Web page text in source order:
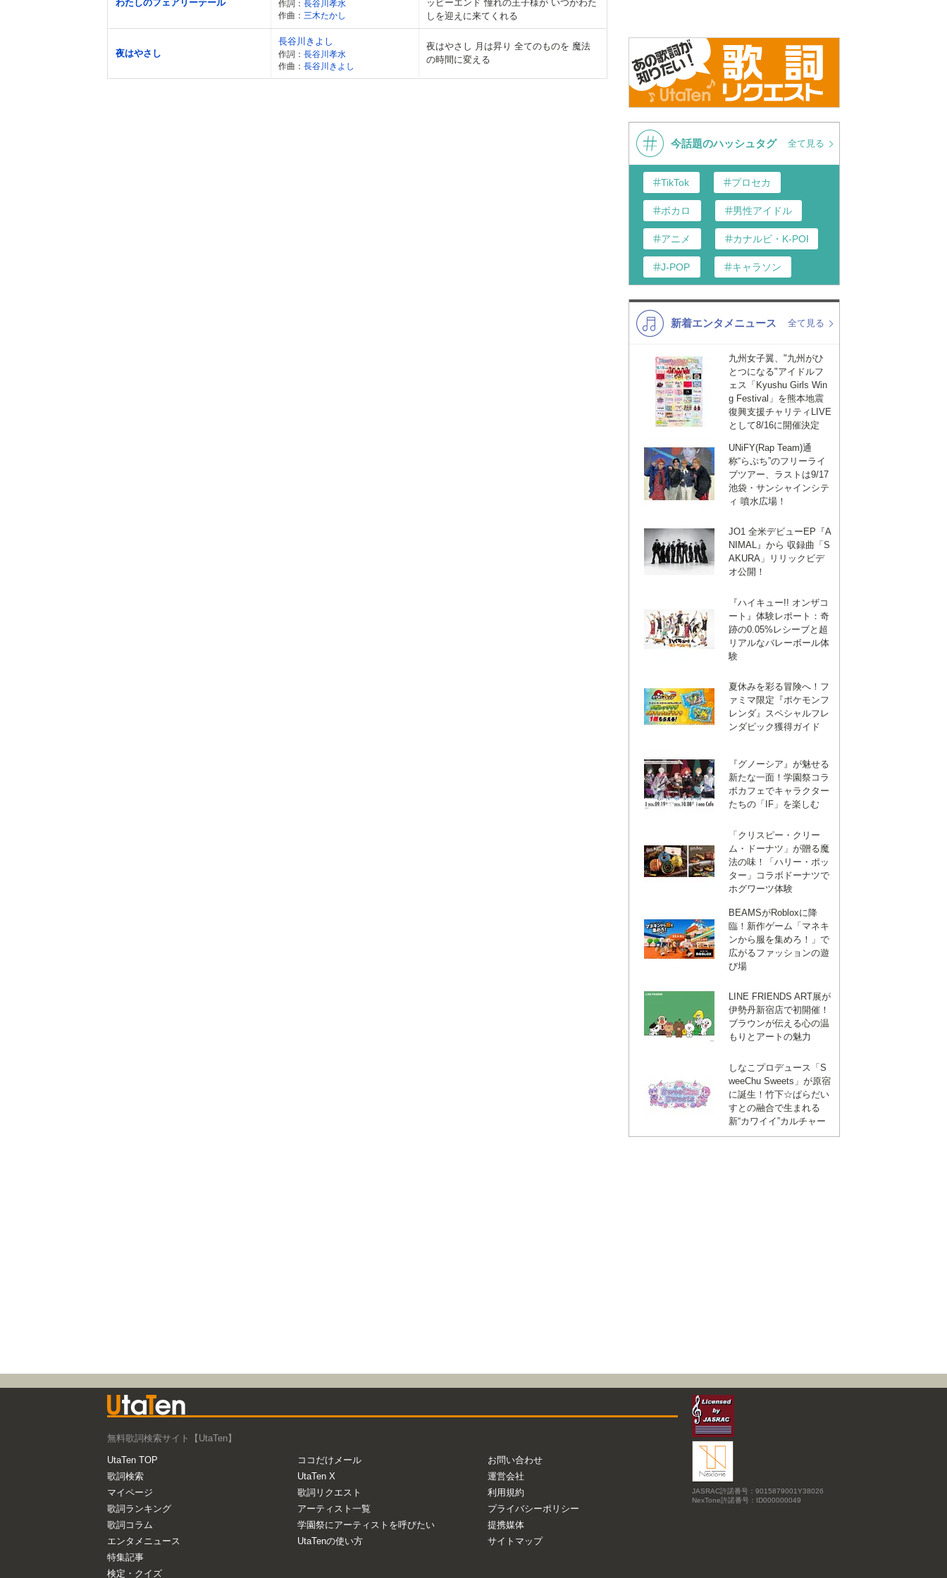
わたしのフェアリーテール 作詞： 長谷川孝水
作曲： 三木たかし
ッピーエンド 憧れの王子様が いつかわた
しを迎えに来てくれる
夜はやさし
長谷川きよし
作詞： 長谷川孝水
作曲： 長谷川きよし
夜はやさし 月は昇り 全てのものを 魔法
の時間に変える
今話題のハッシュタグ 全て見る
TikTok プロセカ
ボカロ 男性アイドル
アニメ カナルビ・K-POP和訳
J-POP キャラソン
K-POP バンド
洋楽
VTuber ディズニー
新着エンタメニュース 全て見る
九州女子翼、"九州がひ
とつになる"アイドルフ
ェス「Kyushu Girls Win
g Festival」を熊本地震
復興支援チャリティLIVE
として8/16に開催決定
UNiFY(Rap Team)通
称“らぷち”のフリーライ
ブツアー、ラストは9/17
池袋・サンシャインシテ
ィ 噴水広場！
JO1 全米デビューEP『A
NIMAL』から 収録曲「S
AKURA」リリックビデ
オ公開！
『ハイキュー!! オンザコ
ート』体験レポート：奇
跡の0.05%レシーブと超
リアルなバレーボール体
験
夏休みを彩る冒険へ！フ
ァミマ限定『ポケモンフ
レンダ』スペシャルフレ
ンダピック獲得ガイド
『グノーシア』が魅せる
新たな一面！学園祭コラ
ボカフェでキャラクター
たちの「IF」を楽しむ
「クリスピー・クリー
ム・ドーナツ」が贈る魔
法の味！「ハリー・ポッ
ター」コラボドーナツで
ホグワーツ体験
BEAMSがRobloxに降
臨！新作ゲーム「マネキ
ンから服を集めろ！」で
広がるファッションの遊
び場
LINE FRIENDS ART展が
伊勢丹新宿店で初開催！
ブラウンが伝える心の温
もりとアートの魅力
しなこプロデュース「S
weeChu Sweets」が原宿
に誕生！竹下☆ぱらだい
すとの融合で生まれる
新“カワイイ”カルチャー
無料歌詞検索サイト【UtaTen】
UtaTen TOP
歌詞検索
マイページ
歌詞ランキング
歌詞コラム
エンタメニュース
特集記事
検定・クイズ
ココだけメール
UtaTen X
歌詞リクエスト
アーティスト一覧
学園祭にアーティストを呼びたい
UtaTenの使い方
お問い合わせ
運営会社
利用規約
プライバシーポリシー
提携媒体
サイトマップ
JASRAC許諾番号：9015879001Y38026
NexTone許諾番号：ID000000049